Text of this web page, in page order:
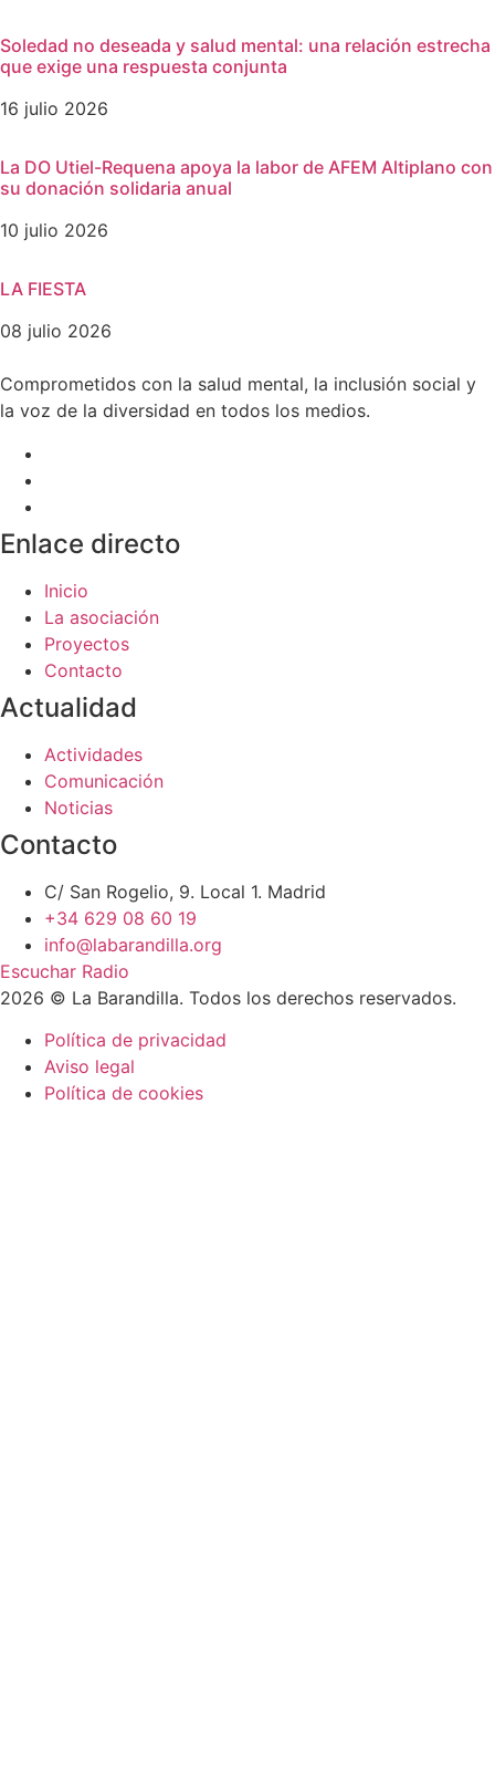
Soledad no deseada y salud mental: una relación estrecha
que exige una respuesta conjunta
16 julio 2026
La DO Utiel-Requena apoya la labor de AFEM Altiplano con
su donación solidaria anual
10 julio 2026
LA FIESTA
08 julio 2026
Comprometidos con la salud mental, la inclusión social y
la voz de la diversidad en todos los medios.
Enlace directo
Inicio
La asociación
Proyectos
Contacto
Actualidad
Actividades
Comunicación
Noticias
Contacto
C/ San Rogelio, 9. Local 1. Madrid
+34 629 08 60 19
info@labarandilla.org
Escuchar Radio
2026 © La Barandilla. Todos los derechos reservados.
Política de privacidad
Aviso legal
Política de cookies